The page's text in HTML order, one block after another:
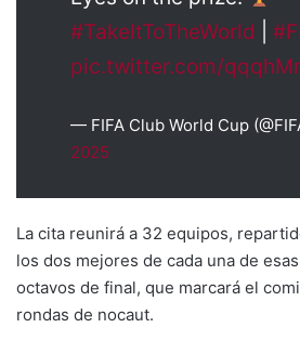
#TakeItToTheWorld
pic.twitter.com/
— FIFA Club World Cup
2025
La cita reunirá a 32 equipos,
los dos mejores de cada una de
octavos de final, que marcará el
rondas de nocaut.